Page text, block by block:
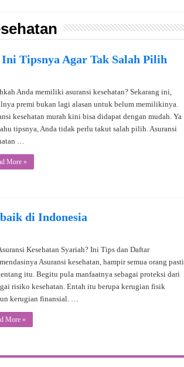
Tipsnya Agar Tak Salah Pilih
Anda memiliki asuransi kesehatan? Sekarang ini,
premi bukan lagi alasan untuk belum memilikinya.
kesehatan murah kini bisa didapat dengan mudah. Ya
tipsnya, Anda tidak perlu takut salah pilih. Asuransi
…
More »
di Indonesia
Kesehatan Syariah? Ini Tips dan Daftar
Asuransi kesehatan, hampir semua orang pasti
itu. Begitu pula manfaatnya sebagai proteksi dari
risiko kesehatan. Entah itu berupa kerugian fisik
kerugian finansial. …
More »